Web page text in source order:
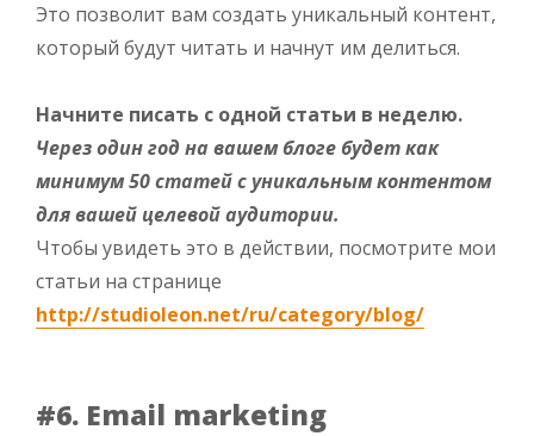
Это позволит вам создать уникальный контент,
который будут читать и начнут им делиться.
Начните писать с одной статьи в неделю.
Через один год на вашем блоге будет как
минимум 50 статей с уникальным контентом
для вашей целевой аудитории.
Чтобы увидеть это в действии, посмотрите мои
статьи на странице
http://studioleon.net/ru/category/blog/
#6. Email marketing